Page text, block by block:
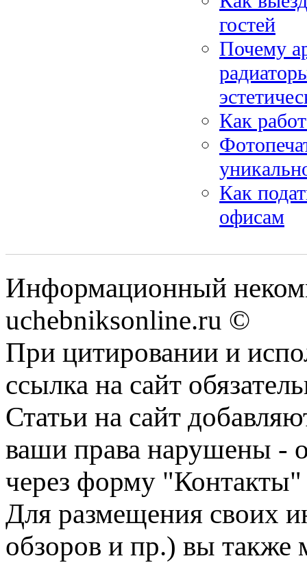
гостей
Почему
Как
Как
офисам
Информационный
uchebniksonline.ru ©
При цитировании и
ссылка на сайт
Статьи на сайт
ваши права нарушены -
через форму "Контакты"
Для размещения своих
обзоров и пр.) вы также